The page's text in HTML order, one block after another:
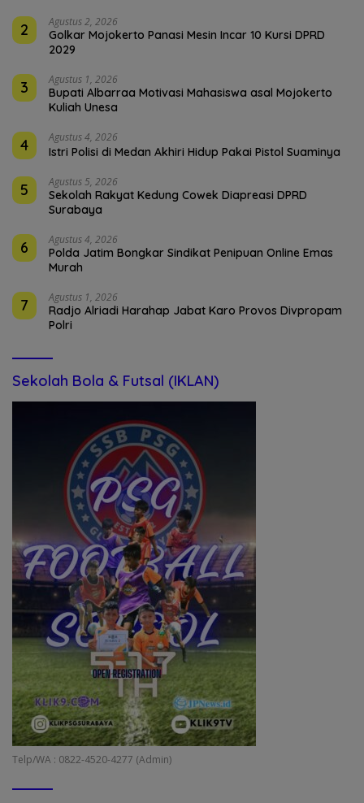
2 Agustus 2, 2026
Golkar Mojokerto Panasi Mesin Incar 10 Kursi DPRD
2029
3 Agustus 1, 2026
Bupati Albarraa Motivasi Mahasiswa asal Mojokerto
Kuliah Unesa
4 Agustus 4, 2026
Istri Polisi di Medan Akhiri Hidup Pakai Pistol Suaminya
5 Agustus 5, 2026
Sekolah Rakyat Kedung Cowek Diapreasi DPRD
Surabaya
6 Agustus 4, 2026
Polda Jatim Bongkar Sindikat Penipuan Online Emas
Murah
7 Agustus 1, 2026
Radjo Alriadi Harahap Jabat Karo Provos Divpropam
Polri
Sekolah Bola & Futsal (IKLAN)
Telp/WA : 0822-4520-4277 (Admin)